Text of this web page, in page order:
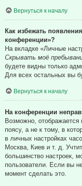
Вернуться к началу
Как избежать
конференции»?
На вкладке «Личные
Скрывать моё
будете видны только
Для всех остальных вы
Вернуться к началу
На конференции
Возможно,
поясу, а не к тому, в
в личных настройках
Москва, Киев и т. д.
большинство настроек,
пользователи. Если вы
момент сделать это.